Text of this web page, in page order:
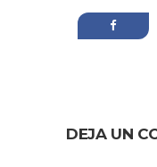
DEJA UN